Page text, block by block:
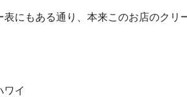
表にもある通り、本来このお店のクリ
ワイ